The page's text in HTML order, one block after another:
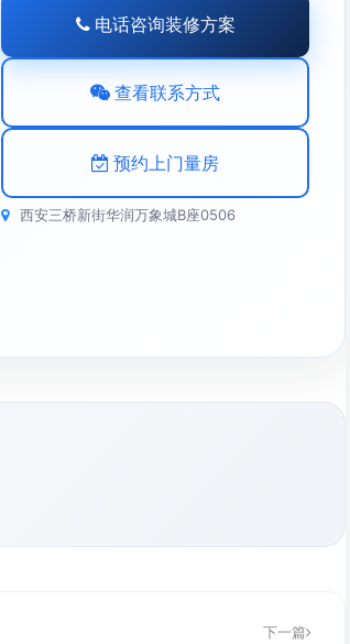
电话咨询装修方案
查看联系方式
预约上门量房
西安三桥新街华润万象城B座0506
下一篇